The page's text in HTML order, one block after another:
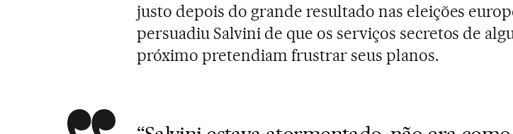
justo depois do grande resultado nas eleições
persuadiu Salvini de que os serviços secretos de
próximo pretendiam frustrar seus planos.